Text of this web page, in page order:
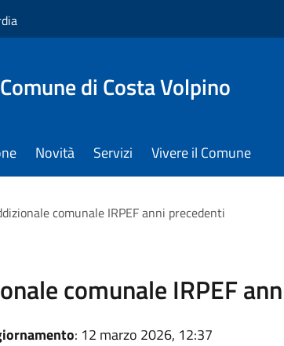
Comune di Costa Volpino
Novità Servizi Vivere il Comune
comunale IRPEF anni precedenti
comunale IRPEF
: 12 marzo 2026, 12:37